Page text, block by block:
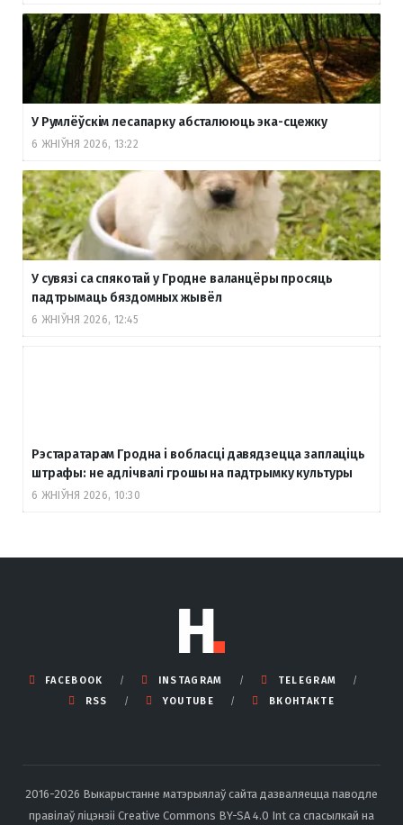
У Румлёўскім лесапарку абсталююць эка-сцежку
6 ЖНІЎНЯ 2026, 13:22
У сувязі са спякотай у Гродне валанцёры просяць
падтрымаць бяздомных жывёл
6 ЖНІЎНЯ 2026, 12:45
Рэстаратарам Гродна і вобласці давядзецца заплаціць
штрафы: не адлічвалі грошы на падтрымку культуры
6 ЖНІЎНЯ 2026, 10:30
FACEBOOK INSTAGRAM
TELEGRAM
RSS
YOUTUBE ВКОНТАКТЕ
2016-2026 Выкарыстанне матэрыялаў сайта дазваляецца паводле
правілаў ліцэнзіі Creative Commons BY-SA 4.0 Int са спасылкай на